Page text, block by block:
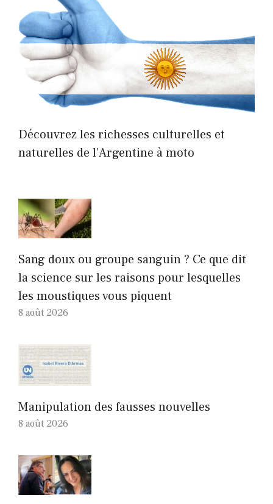
Découvrez les richesses culturelles et
naturelles de l’Argentine à moto
Sang doux ou groupe sanguin ? Ce que dit
la science sur les raisons pour lesquelles
les moustiques vous piquent
8 août 2026
Manipulation des fausses nouvelles
8 août 2026